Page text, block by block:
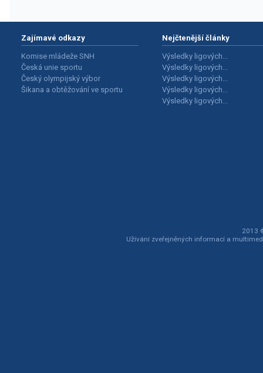
Zajímavé odkazy
Komise mládeže SNH
Česká unie sportu
Český olympijský výbor
Šikana a obtěžování ve sportu
Nejčtenější články
Výsledky ligových...
Výsledky ligových...
Výsledky ligových...
Výsledky ligových...
Výsledky ligových...
2013
Užívání zveřejněných informací a